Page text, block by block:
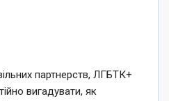
партнерств, ЛГБТК+
вигадувати, як